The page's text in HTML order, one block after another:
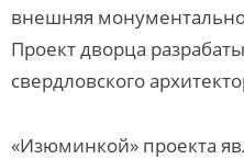
внешняя
Проект дворца
свердловского
«Изюминкой» проекта